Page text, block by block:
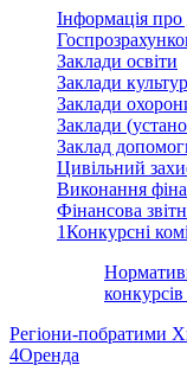
Інформація про
Заклади освіти
Заклади
Заклади
Заклади
Заклад
Цивільний
Виконання
Фінансова
1Конкурсні
Регіони-побратими
4Оренда